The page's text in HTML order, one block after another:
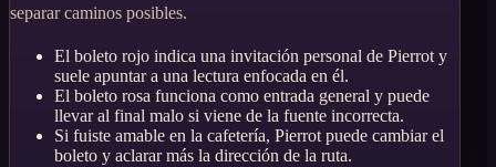
separar caminos posibles.
El boleto rojo indica una invitación personal de Pierrot y
suele apuntar a una lectura enfocada en él.
El boleto rosa funciona como entrada general y puede
llevar al final malo si viene de la fuente incorrecta.
Si fuiste amable en la cafetería, Pierrot puede cambiar el
boleto y aclarar más la dirección de la ruta.